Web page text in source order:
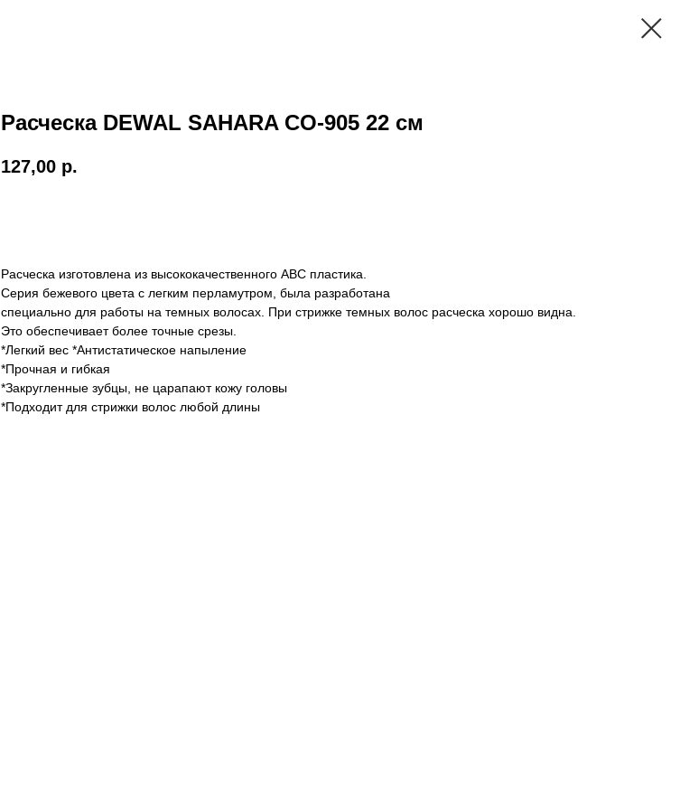
Расческа DEWAL SAHARA CO-905 22 см
127,00 р.
Расческа изготовлена из высококачественного ABC пластика.
Серия бежевого цвета с легким перламутром, была разработана
специально для работы на темных волосах. При стрижке темных волос расческа хорошо видна.
Это обеспечивает более точные срезы.
*Легкий вес *Антистатическое напыление
*Прочная и гибкая
*Закругленные зубцы, не царапают кожу головы
*Подходит для стрижки волос любой длины